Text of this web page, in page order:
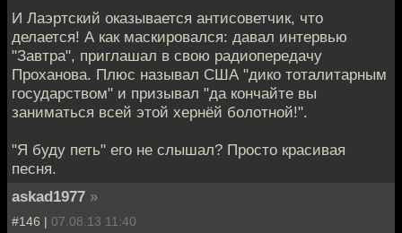
И Лаэртский оказывается антисоветчик, что
делается! А как маскировался: давал интервью
"Завтра", приглашал в свою радиопередачу
Проханова. Плюс называл США "дико тоталитарным
государством" и призывал "да кончайте вы
заниматься всей этой хернёй болотной!".
"Я буду петь" его не слышал? Просто красивая
песня.
askad1977 »
#146 | 07.08.13 11:40